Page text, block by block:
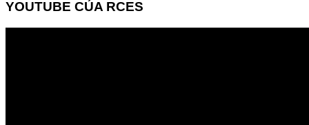
YOUTUBE CỦA RCES